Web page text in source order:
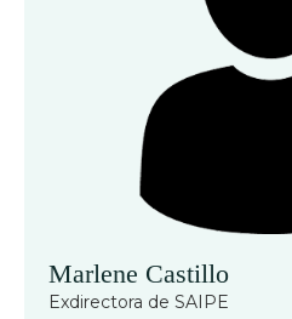
Marlene Castillo
Exdirectora de SAIPE